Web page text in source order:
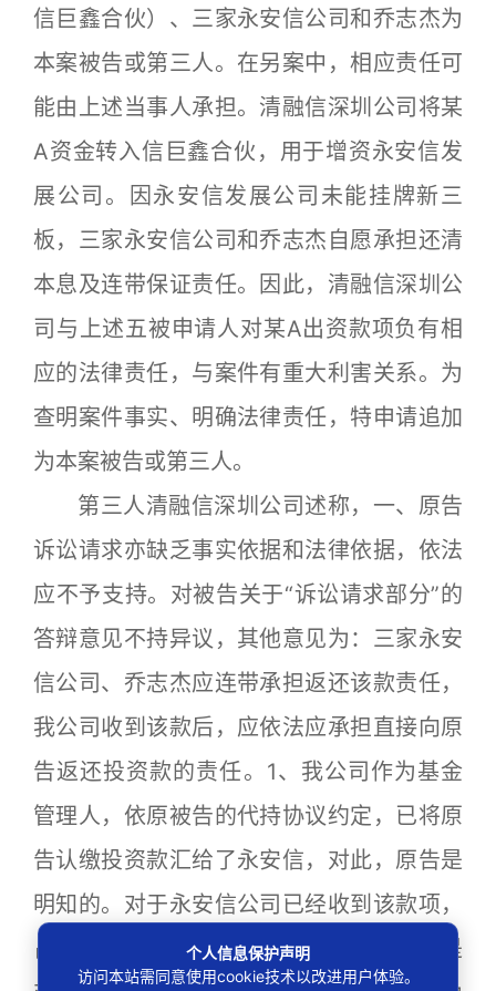
信巨鑫合伙）、三家永安信公司和乔志杰为
本案被告或第三人。在另案中，相应责任可
能由上述当事人承担。清融信深圳公司将某
A资金转入信巨鑫合伙，用于增资永安信发
展公司。因永安信发展公司未能挂牌新三
板，三家永安信公司和乔志杰自愿承担还清
本息及连带保证责任。因此，清融信深圳公
司与上述五被申请人对某A出资款项负有相
应的法律责任，与案件有重大利害关系。为
查明案件事实、明确法律责任，特申请追加
为本案被告或第三人。
第三人清融信深圳公司述称，一、原告
诉讼请求亦缺乏事实依据和法律依据，依法
应不予支持。对被告关于“诉讼请求部分”的
答辩意见不持异议，其他意见为：三家永安
信公司、乔志杰应连带承担返还该款责任，
我公司收到该款后，应依法应承担直接向原
告返还投资款的责任。1、我公司作为基金
管理人，依原被告的代持协议约定，已将原
告认缴投资款汇给了永安信，对此，原告是
明知的。对于永安信公司已经收到该款项，
占有、使用该款项，原告亦是明知的，这是
个人信息保护声明
访问本站需同意使用cookie技术以改进用户体验。